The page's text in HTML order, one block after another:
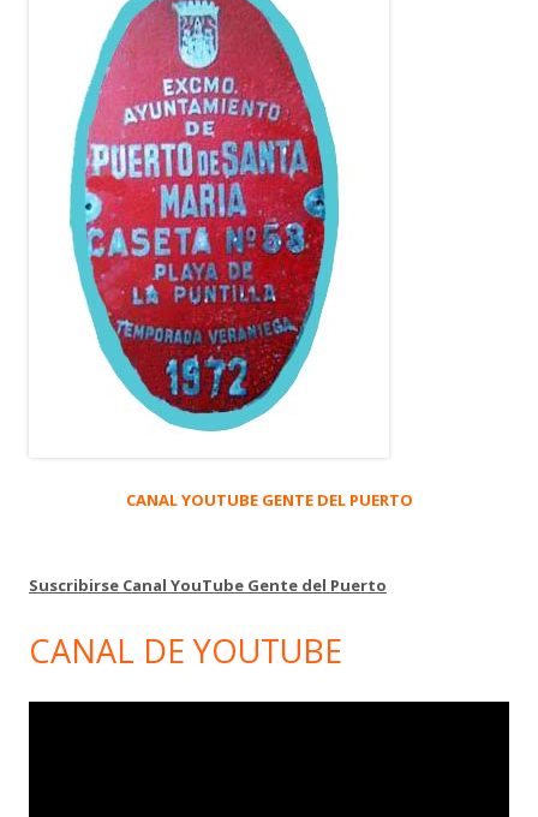
CANAL YOUTUBE GENTE DEL PUERTO
Suscribirse Canal YouTube Gente del Puerto
CANAL DE YOUTUBE